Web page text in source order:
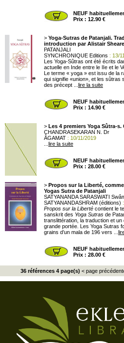
NEUF
Prix : 12.90 €
> Yoga-Sutras de Patanjali.
introduction par Alistair
PATANJALI
SYNCHRONIQUE Editions : 13/
Les Yoga-Sûtras ont été écrits
actuelle en Inde entre le IIe et le
Le terme « yoga » est issu de la
qui signifie «union», et les sûtras
des précept ... lire la suite
NEUF
Prix : 14.90 €
> Les 4 premiers Yoga Sûtra-
CHANDRASEKARAN N. Dr
ÂGAMAT : 10/11/2019
lire la suite
NEUF
Prix : 28.00 €
> Propos sur la Liberté,
Yogas Sutra de Patanjali
SATYANANDA SARASWATI
SATYANANDASHRAM (éditions)
Propos sur la Liberté contient le
sanskrit des Yoga Sutras de
translittération, la traduction et un
grande portée. Les Yoga Sutras
grains d’un mala de 196 vers ...
NEUF
Prix : 28.00 €
36 références 4 page(s) < page